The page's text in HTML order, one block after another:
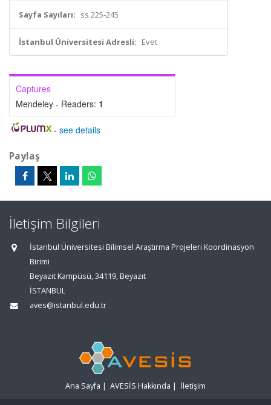
Sayfa Sayıları: ss.225-245
İstanbul Üniversitesi Adresli: Evet
Captures
Mendeley - Readers: 1
- see details
Paylaş
İletişim Bilgileri
İstanbul Üniversitesi Bilimsel Araştırma Projeleri Koordinasyon
Birimi
Beyazıt Kampüsü, 34119, Beyazıt
İSTANBUL
aves@istanbul.edu.tr
Ana Sayfa | AVESİS Hakkında | İletişim